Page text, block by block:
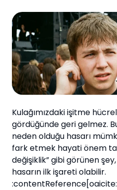
Kulağımızdaki işitme
gördüğünde geri gelmez.
neden olduğu hasarı
fark etmek hayati önem
değişiklik” gibi görünen şey,
hasarın ilk işareti olabilir.